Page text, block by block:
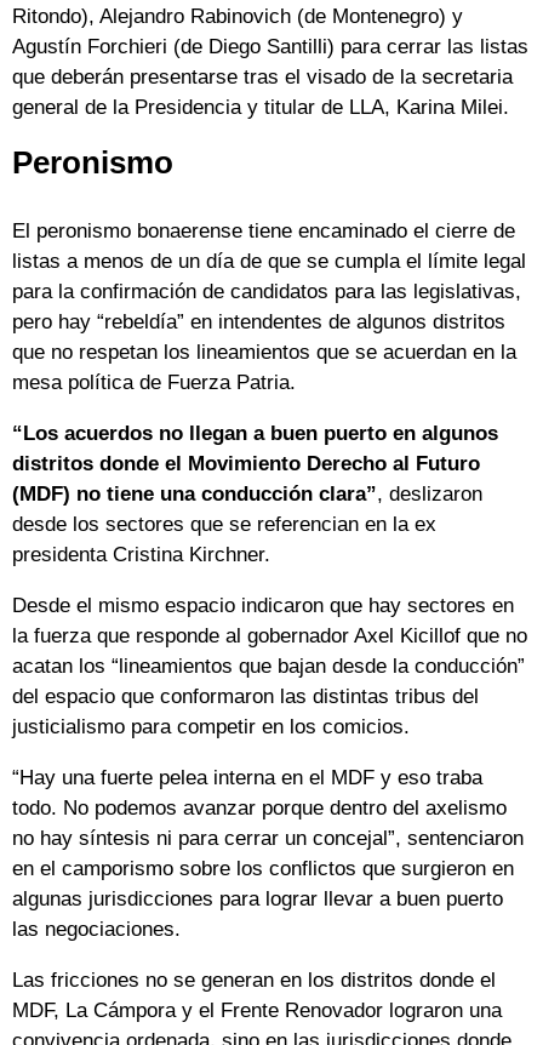
Ritondo), Alejandro Rabinovich (de Montenegro) y
Agustín Forchieri (de Diego Santilli) para cerrar las listas
que deberán presentarse tras el visado de la secretaria
general de la Presidencia y titular de LLA, Karina Milei.
Peronismo
El peronismo bonaerense tiene encaminado el cierre de
listas a menos de un día de que se cumpla el límite legal
para la confirmación de candidatos para las legislativas,
pero hay “rebeldía” en intendentes de algunos distritos
que no respetan los lineamientos que se acuerdan en la
mesa política de Fuerza Patria.
“Los acuerdos no llegan a buen puerto en algunos
distritos donde el Movimiento Derecho al Futuro
(MDF) no tiene una conducción clara”, deslizaron
desde los sectores que se referencian en la ex
presidenta Cristina Kirchner.
Desde el mismo espacio indicaron que hay sectores en
la fuerza que responde al gobernador Axel Kicillof que no
acatan los “lineamientos que bajan desde la conducción”
del espacio que conformaron las distintas tribus del
justicialismo para competir en los comicios.
“Hay una fuerte pelea interna en el MDF y eso traba
todo. No podemos avanzar porque dentro del axelismo
no hay síntesis ni para cerrar un concejal”, sentenciaron
en el camporismo sobre los conflictos que surgieron en
algunas jurisdicciones para lograr llevar a buen puerto
las negociaciones.
Las fricciones no se generan en los distritos donde el
MDF, La Cámpora y el Frente Renovador lograron una